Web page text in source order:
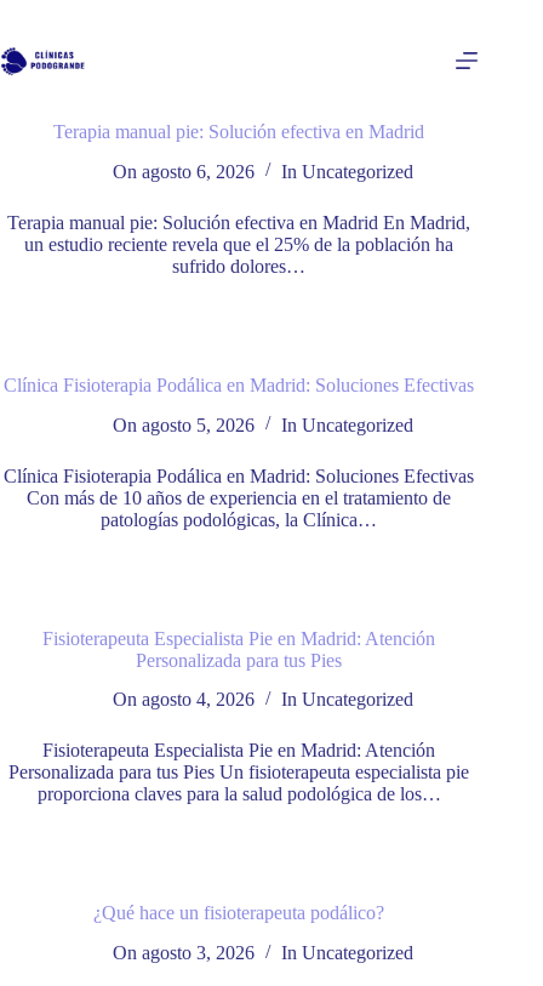
contenido
Terapia manual pie: Solución efectiva en Madrid
On agosto 6, 2026 In Uncategorized
Terapia manual pie: Solución efectiva en Madrid En Madrid,
un estudio reciente revela que el 25% de la población ha
sufrido dolores…
Clínica Fisioterapia Podálica en Madrid: Soluciones Efectivas
On agosto 5, 2026 In Uncategorized
Clínica Fisioterapia Podálica en Madrid: Soluciones Efectivas
Con más de 10 años de experiencia en el tratamiento de
patologías podológicas, la Clínica…
Fisioterapeuta Especialista Pie en Madrid: Atención
Personalizada para tus Pies
On agosto 4, 2026 In Uncategorized
Fisioterapeuta Especialista Pie en Madrid: Atención
Personalizada para tus Pies Un fisioterapeuta especialista pie
proporciona claves para la salud podológica de los…
¿Qué hace un fisioterapeuta podálico?
On agosto 3, 2026 In Uncategorized